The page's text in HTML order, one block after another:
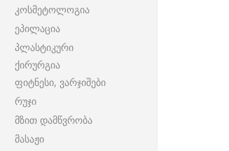
კოსმეტოლოგია
ეპილაცია
პლასტიკური
ქირურგია
ფიტნესი, ვარჯიშები
რუჯი
მზით დამწვრობა
მასაჟი